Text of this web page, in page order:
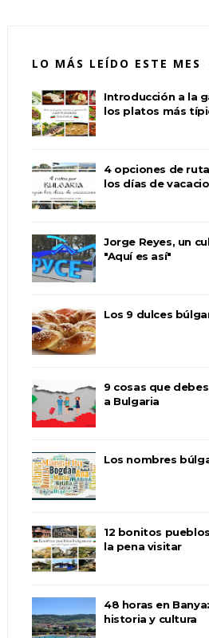
LO MÁS LEÍDO ESTE MES
Introducción a la
los platos más
4 opciones de
los días de
Jorge Reyes, un
"Aquí es así"
Los 9 dulces
9 cosas que
a Bulgaria
Los nombres
12 bonitos
la pena visitar
48 horas en
historia y cultura